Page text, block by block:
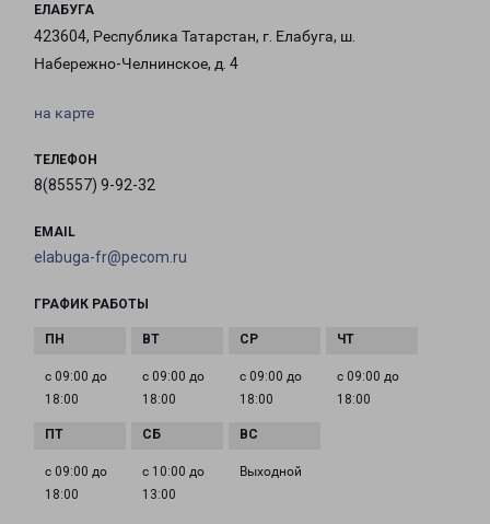
ЕЛАБУГА
423604, Республика Татарстан, г. Елабуга, ш.
Набережно-Челнинское, д. 4
на карте
ТЕЛЕФОН
8(85557) 9-92-32
EMAIL
elabuga-fr@pecom.ru
ГРАФИК РАБОТЫ
с 09:00 до
18:00
с 09:00 до
18:00
с 09:00 до
18:00
с 09:00 до
18:00
с 09:00 до
18:00
с 10:00 до
13:00
Выходной